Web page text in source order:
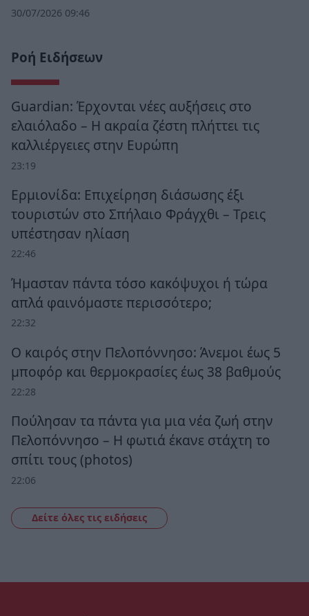
30/07/2026 09:46
Ροή Ειδήσεων
Guardian: Έρχονται νέες αυξήσεις στο
ελαιόλαδο – Η ακραία ζέστη πλήττει τις
καλλιέργειες στην Ευρώπη
23:19
Ερμιονίδα: Επιχείρηση διάσωσης έξι
τουριστών στο Σπήλαιο Φράγχθι – Τρεις
υπέστησαν ηλίαση
22:46
Ήμασταν πάντα τόσο κακόψυχοι ή τώρα
απλά φαινόμαστε περισσότερο;
22:32
Ο καιρός στην Πελοπόννησο: Άνεμοι έως 5
μποφόρ και θερμοκρασίες έως 38 βαθμούς
22:28
Πούλησαν τα πάντα για μια νέα ζωή στην
Πελοπόννησο – Η φωτιά έκανε στάχτη το
σπίτι τους (photos)
22:06
Δείτε όλες τις ειδήσεις